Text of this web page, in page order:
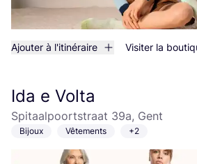
Ajouter à l'itinéraire Visiter la
Ida e Volta
Spitaalpoortstraat 39a, Gent
Bijoux Vêtements +2